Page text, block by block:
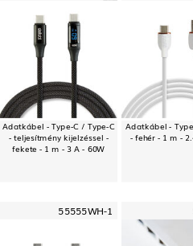
Adatkábel - Type-C / Type-C
- teljesítmény kijelzéssel -
fekete - 1 m - 3 A - 60W
Adatkábel -
- fehér - 1 m -
55555WH-1